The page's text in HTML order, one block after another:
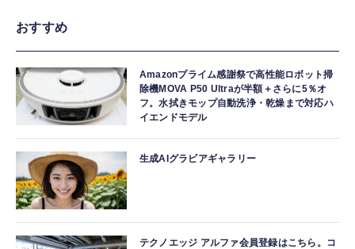
おすすめ
Amazonプライム感謝祭で高性能ロボット掃
除機MOVA P50 Ultraが半額＋さらに5％オ
フ。水拭きモップ自動洗浄・乾燥まで対応ハ
イエンドモデル
生成AIグラビアギャラリー
テクノエッジ アルファ会員登録はこちら。コ